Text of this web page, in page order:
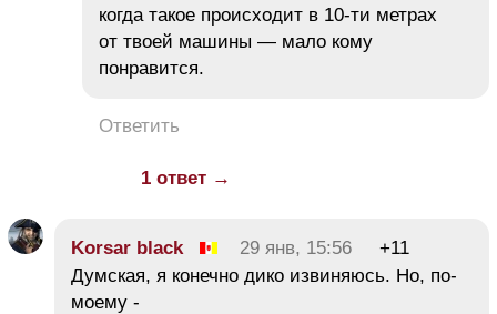
когда такое происходит в 10-ти метрах
от твоей машины — мало кому
понравится.
Ответить
1 ответ →
Korsar black 29 янв, 15:56
+11
Думская, я конечно дико извиняюсь. Но, по-
моему -